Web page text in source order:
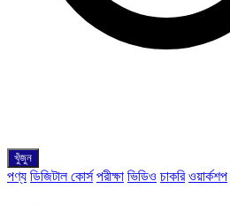
খুঁজুন
পণ্য ডিজিটাল কোর্স পরীক্ষা ভিডিও চাকরি ওয়ার্কশপ